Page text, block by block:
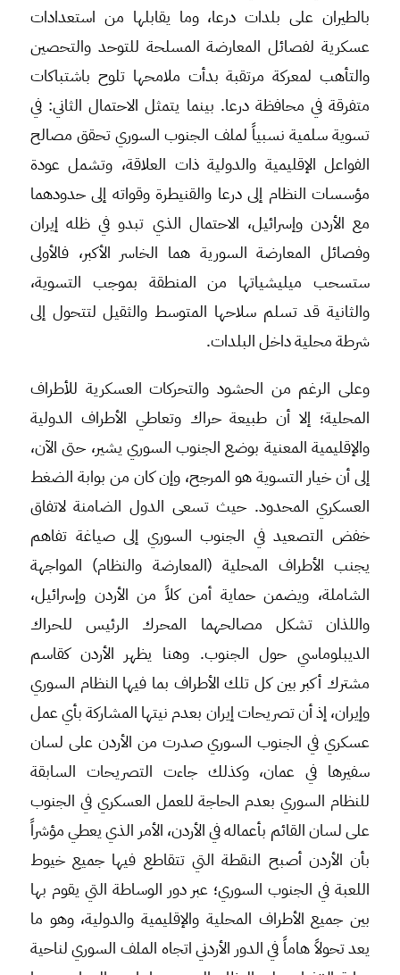
بالطيران على بلدات درعا، وما يقابلها من استعدادات
عسكرية لفصائل المعارضة المسلحة للتوحد والتحصين
والتأهب لمعركة مرتقبة بدأت ملامحها تلوح باشتباكات
متفرقة في محافظة درعا. بينما يتمثل الاحتمال الثاني: في
تسوية سلمية نسبياً لملف الجنوب السوري تحقق مصالح
الفواعل الإقليمية والدولية ذات العلاقة، وتشمل عودة
مؤسسات النظام إلى درعا والقنيطرة وقواته إلى حدودهما
مع الأردن وإسرائيل، الاحتمال الذي تبدو في ظله إيران
وفصائل المعارضة السورية هما الخاسر الأكبر، فالأولى
ستسحب ميليشياتها من المنطقة بموجب التسوية،
والثانية قد تسلم سلاحها المتوسط والثقيل لتتحول إلى
شرطة محلية داخل البلدات.
وعلى الرغم من الحشود والتحركات العسكرية للأطراف
المحلية؛ إلا أن طبيعة حراك وتعاطي الأطراف الدولية
والإقليمية المعنية بوضع الجنوب السوري يشير، حتى الآن،
إلى أن خيار التسوية هو المرجح، وإن كان من بوابة الضغط
العسكري المحدود. حيث تسعى الدول الضامنة لاتفاق
خفض التصعيد في الجنوب السوري إلى صياغة تفاهم
يجنب الأطراف المحلية (المعارضة والنظام) المواجهة
الشاملة، ويضمن حماية أمن كلاً من الأردن وإسرائيل،
واللذان تشكل مصالحهما المحرك الرئيس للحراك
الديبلوماسي حول الجنوب. وهنا يظهر الأردن كقاسم
مشترك أكبر بين كل تلك الأطراف بما فيها النظام السوري
وإيران، إذ أن تصريحات إيران بعدم نيتها المشاركة بأي عمل
عسكري في الجنوب السوري صدرت من الأردن على لسان
سفيرها في عمان، وكذلك جاءت التصريحات السابقة
للنظام السوري بعدم الحاجة للعمل العسكري في الجنوب
على لسان القائم بأعماله في الأردن، الأمر الذي يعطي مؤشراً
بأن الأردن أصبح النقطة التي تتقاطع فيها جميع خيوط
اللعبة في الجنوب السوري؛ عبر دور الوساطة التي يقوم بها
بين جميع الأطراف المحلية والإقليمية والدولية، وهو ما
يعد تحولاً هاماً في الدور الأردني اتجاه الملف السوري لناحية